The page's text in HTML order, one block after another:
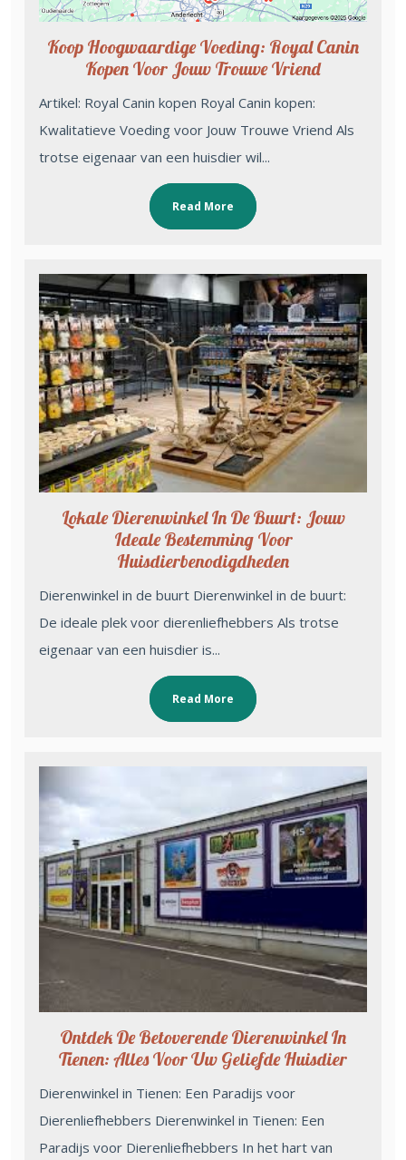
Koop Hoogwaardige Voeding: Royal Canin
Kopen Voor Jouw Trouwe Vriend
Artikel: Royal Canin kopen Royal Canin kopen:
Kwalitatieve Voeding voor Jouw Trouwe Vriend Als
trotse eigenaar van een huisdier wil...
Read More
Lokale Dierenwinkel In De Buurt: Jouw
Ideale Bestemming Voor
Huisdierbenodigdheden
Dierenwinkel in de buurt Dierenwinkel in de buurt:
De ideale plek voor dierenliefhebbers Als trotse
eigenaar van een huisdier is...
Read More
Ontdek De Betoverende Dierenwinkel In
Tienen: Alles Voor Uw Geliefde Huisdier
Dierenwinkel in Tienen: Een Paradijs voor
Dierenliefhebbers Dierenwinkel in Tienen: Een
Paradijs voor Dierenliefhebbers In het hart van